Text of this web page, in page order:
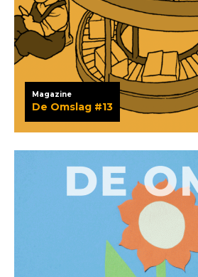
Magazine
De Omslag #13